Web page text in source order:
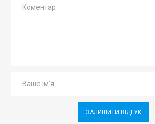
ЗАЛИШИТИ ВІДГУК